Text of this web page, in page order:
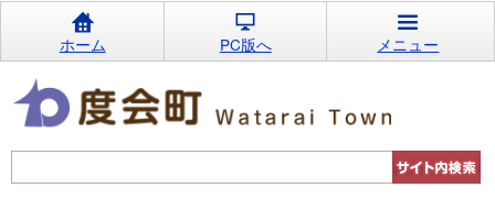
ホーム PC版へ メニュー